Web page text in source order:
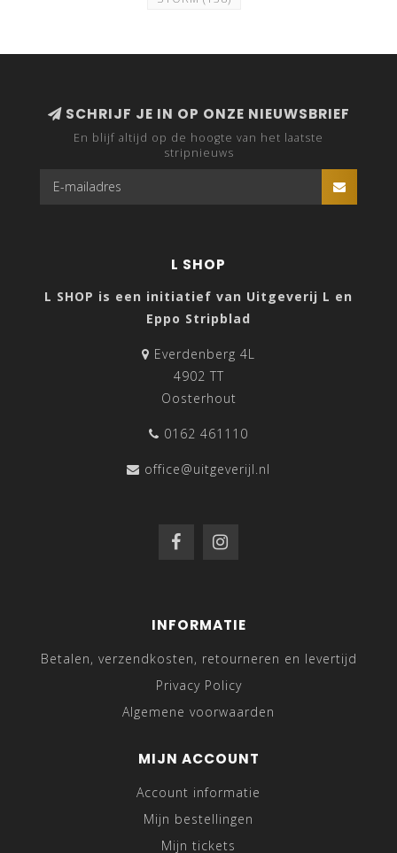
SCHRIJF JE IN OP ONZE NIEUWSBRIEF
En blijf altijd op de hoogte van het laatste
stripnieuws
L SHOP
L SHOP is een initiatief van Uitgeverij L en
Eppo Stripblad
Everdenberg 4L
4902 TT
Oosterhout
0162 461110
office@uitgeverijl.nl
INFORMATIE
Betalen, verzendkosten, retourneren en levertijd
Privacy Policy
Algemene voorwaarden
MIJN ACCOUNT
Account informatie
Mijn bestellingen
Mijn tickets